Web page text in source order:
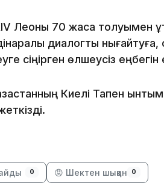
Леоны 70 жасқа толуымен
диалогты нығайтуға,
сіңірген өлшеусіз
Киелі Тақпен
0 😡 Шектен шыққан 0